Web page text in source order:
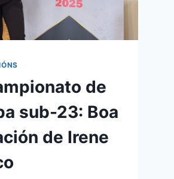
de
sub-23: Boa
de Irene